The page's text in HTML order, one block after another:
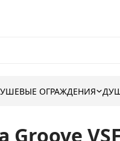
ОГРАЖДЕНИЯ